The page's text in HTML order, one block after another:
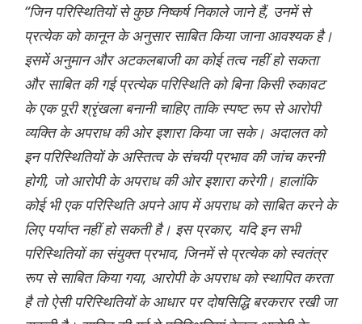
“जिन परिस्थितियों से कुछ निष्कर्ष निकाले जाने हैं, उनमें से
प्रत्येक को कानून के अनुसार साबित किया जाना आवश्यक है।
इसमें अनुमान और अटकलबाजी का कोई तत्व नहीं हो सकता
और साबित की गई प्रत्येक परिस्थिति को बिना किसी रुकावट
के एक पूरी श्रृंखला बनानी चाहिए ताकि स्पष्ट रूप से आरोपी
व्यक्ति के अपराध की ओर इशारा किया जा सके। अदालत को
इन परिस्थितियों के अस्तित्व के संचयी प्रभाव की जांच करनी
होगी, जो आरोपी के अपराध की ओर इशारा करेगी। हालांकि
कोई भी एक परिस्थिति अपने आप में अपराध को साबित करने के
लिए पर्याप्त नहीं हो सकती है। इस प्रकार, यदि इन सभी
परिस्थितियों का संयुक्त प्रभाव, जिनमें से प्रत्येक को स्वतंत्र
रूप से साबित किया गया, आरोपी के अपराध को स्थापित करता
है तो ऐसी परिस्थितियों के आधार पर दोषसिद्धि बरकरार रखी जा